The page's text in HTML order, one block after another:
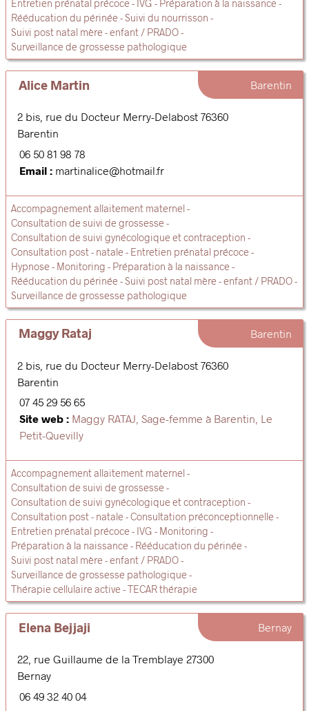
Entretien prénatal précoce
IVG
Préparation à la naissance
Rééducation du périnée
Suivi du nourrisson
Suivi post natal mère - enfant / PRADO
Surveillance de grossesse pathologique
Alice Martin Barentin
2 bis, rue du Docteur Merry-Delabost 76360
Barentin
06 50 81 98 78
Email : martinalice@hotmail.fr
Accompagnement allaitement maternel
Consultation de suivi de grossesse
Consultation de suivi gynécologique et contraception
Consultation post - natale
Entretien prénatal précoce
Hypnose
Monitoring
Préparation à la naissance
Rééducation du périnée
Suivi post natal mère - enfant / PRADO
Surveillance de grossesse pathologique
Maggy Rataj Barentin
2 bis, rue du Docteur Merry-Delabost 76360
Barentin
07 45 29 56 65
Site web : Maggy RATAJ, Sage-femme à Barentin, Le
Petit-Quevilly
Accompagnement allaitement maternel
Consultation de suivi de grossesse
Consultation de suivi gynécologique et contraception
Consultation post - natale
Consultation préconceptionnelle
Entretien prénatal précoce
IVG
Monitoring
Préparation à la naissance
Rééducation du périnée
Suivi post natal mère - enfant / PRADO
Surveillance de grossesse pathologique
Thérapie cellulaire active - TECAR thérapie
Elena Bejjaji Bernay
22, rue Guillaume de la Tremblaye 27300
Bernay
06 49 32 40 04